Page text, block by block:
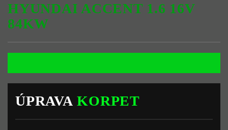
HYUNDAI ACCENT 1.6 16V
84KW
ÚPRAVAKORPET